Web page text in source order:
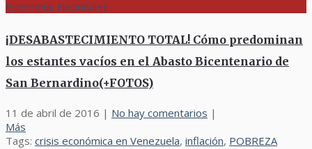
Economía, Nacionales
¡DESABASTECIMIENTO TOTAL! Cómo predominan
los estantes vacíos en el Abasto Bicentenario de
San Bernardino(+FOTOS)
11 de abril de 2016 | No hay comentarios |
Más
Tags: crisis económica en Venezuela, inflación, POBREZA